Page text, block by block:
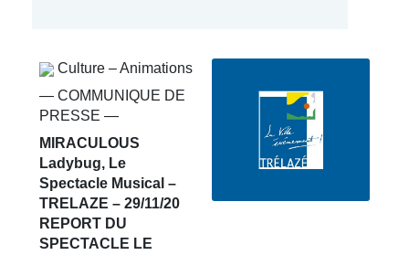
Culture – Animations
— COMMUNIQUE DE
PRESSE —
MIRACULOUS
Ladybug, Le
Spectacle Musical –
TRELAZE – 29/11/20
REPORT DU
SPECTACLE LE